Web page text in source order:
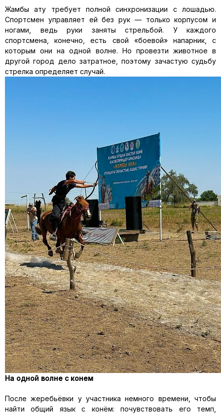
Жамбы ату требует полной синхронизации с лошадью.
Спортсмен управляет ей без рук — только корпусом и
ногами, ведь руки заняты стрельбой. У каждого
спортсмена, конечно, есть свой «боевой» напарник, с
которым они на одной волне. Но провезти животное в
другой город дело затратное, поэтому зачастую судьбу
стрелка определяет случай.
На одной волне с конем
После жеребьёвки у участниканемного времени , чтобы
найти общий язык с конём: почувствовать его темп,